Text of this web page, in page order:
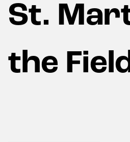
St.
the